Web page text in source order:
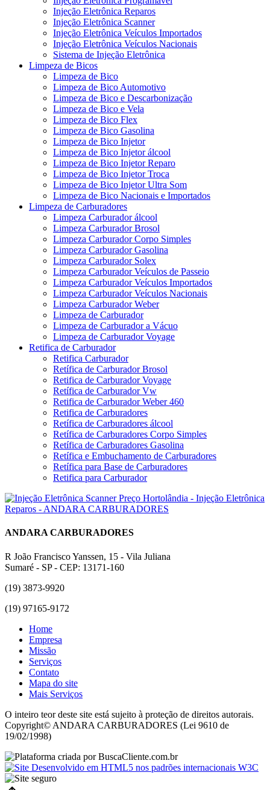
Injeção Eletrônica Reparos
Injeção Eletrônica Scanner
Injeção Eletrônica Veículos Importados
Injeção Eletrônica Veículos Nacionais
Sistema de Injeção Eletrônica
Limpeza de Bicos
Limpeza de Bico
Limpeza de Bico Automotivo
Limpeza de Bico e Descarbonização
Limpeza de Bico e Vela
Limpeza de Bico Flex
Limpeza de Bico Gasolina
Limpeza de Bico Injetor
Limpeza de Bico Injetor álcool
Limpeza de Bico Injetor Reparo
Limpeza de Bico Injetor Troca
Limpeza de Bico Injetor Ultra Som
Limpeza de Bico Nacionais e Importados
Limpeza de Carburadores
Limpeza Carburador álcool
Limpeza Carburador Brosol
Limpeza Carburador Corpo Simples
Limpeza Carburador Gasolina
Limpeza Carburador Solex
Limpeza Carburador Veículos de Passeio
Limpeza Carburador Veículos Importados
Limpeza Carburador Veículos Nacionais
Limpeza Carburador Weber
Limpeza de Carburador
Limpeza de Carburador a Vácuo
Limpeza de Carburador Voyage
Retifica de Carburador
Retifica Carburador
Retífica de Carburador Brosol
Retifica de Carburador Voyage
Retífica de Carburador Vw
Retifica de Carburador Weber 460
Retifica de Carburadores
Retífica de Carburadores álcool
Retífica de Carburadores Corpo Simples
Retífica de Carburadores Gasolina
Retífica e Embuchamento de Carburadores
Retífica para Base de Carburadores
Retifica para Carburador
ANDARA CARBURADORES
R João Francisco Yanssen, 15 - Vila Juliana
Sumaré - SP - CEP: 13171-160
(19) 3873-9920
(19) 97165-9172
Home
Empresa
Missão
Serviços
Contato
Mapa do site
Mais Serviços
O inteiro teor deste site está sujeito à proteção de direitos autorais.
Copyright© ANDARA CARBURADORES (Lei 9610 de
19/02/1998)